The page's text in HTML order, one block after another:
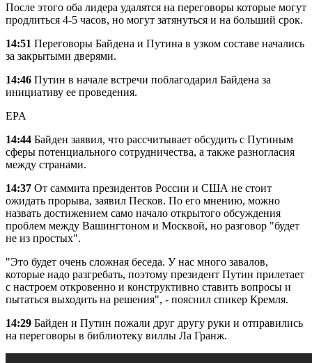
После этого оба лидера удалятся на переговоры которые могут
продлиться 4-5 часов, но могут затянуться и на больший срок.
14:51 Переговоры Байдена и Путина в узком составе начались
за закрытыми дверями.
14:46 Путин в начале встречи поблагодарил Байдена за
инициативу ее проведения.
EPA
14:44 Байден заявил, что рассчитывает обсудить с Путиным
сферы потенциального сотрудничества, а также разногласия
между странами.
14:37 От саммита президентов России и США не стоит
ожидать прорыва, заявил Песков. По его мнению, можно
назвать достижением само начало открытого обсуждения
проблем между Вашингтоном и Москвой, но разговор "будет
не из простых".
"Это будет очень сложная беседа. У нас много завалов,
которые надо разгребать, поэтому президент Путин прилетает
с настроем откровенно и конструктивно ставить вопросы и
пытаться выходить на решения", - пояснил спикер Кремля.
14:29 Байден и Путин пожали друг другу руки и отправились
на переговоры в библиотеку виллы Ла Гранж.